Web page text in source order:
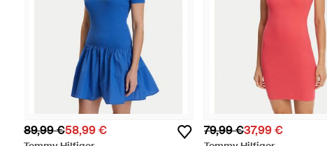
89,99 €58,99 € 79,99 €37,99 €